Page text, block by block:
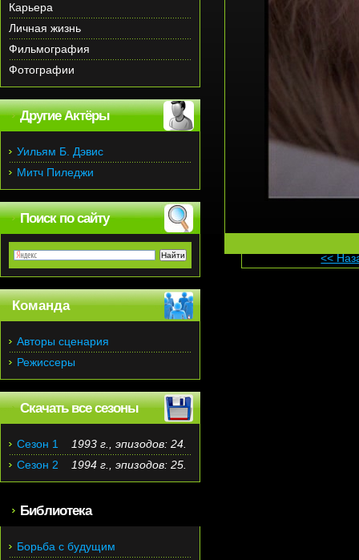
<<
Карьера
Личная жизнь
Фильмография
Фотографии
Другие Актёры
Уильям Б. Дэвис
Митч Пиледжи
Поиск по сайту
Команда
Авторы сценария
Режиссеры
Скачать все сезоны
Сезон 1
1993 г., эпизодов: 24.
Сезон 2
1994 г., эпизодов: 25.
Библиотека
Борьба с будущим